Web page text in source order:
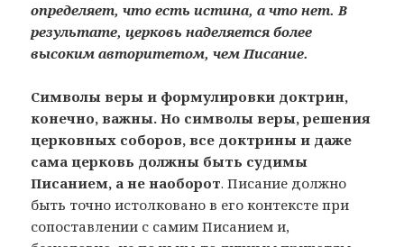
определяет, что есть истина, а что нет. В
результате, церковь наделяется более
высоким авторитетом, чем Писание.
Символы веры и формулировки доктрин,
конечно, важны. Но символы веры, решения
церковных соборов, все доктрины и даже
сама церковь должны быть судимы
Писанием, а не наоборот. Писание должно
быть точно истолковано в его контексте при
сопоставлении с самим Писанием и,